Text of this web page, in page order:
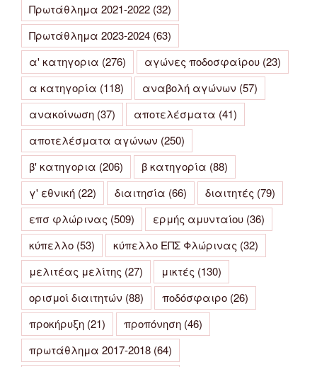
Πρωτάθλημα 2021-2022 (32)
Πρωτάθλημα 2023-2024 (63)
α' κατηγορια (276) αγώνες ποδοσφαίρου (23)
α κατηγορία (118) αναβολή αγώνων (57)
ανακοίνωση (37) αποτελέσματα (41)
αποτελέσματα αγώνων (250)
β' κατηγορια (206) β κατηγορία (88)
γ' εθνική (22) διαιτησία (66) διαιτητές (79)
επσ φλώρινας (509) ερμής αμυνταίου (36)
κύπελλο (53) κύπελλο ΕΠΣ Φλώρινας (32)
μελιτέας μελίτης (27) μικτές (130)
ορισμοί διαιτητών (88) ποδόσφαιρο (26)
προκήρυξη (21) προπόνηση (46)
πρωτάθλημα 2017-2018 (64)